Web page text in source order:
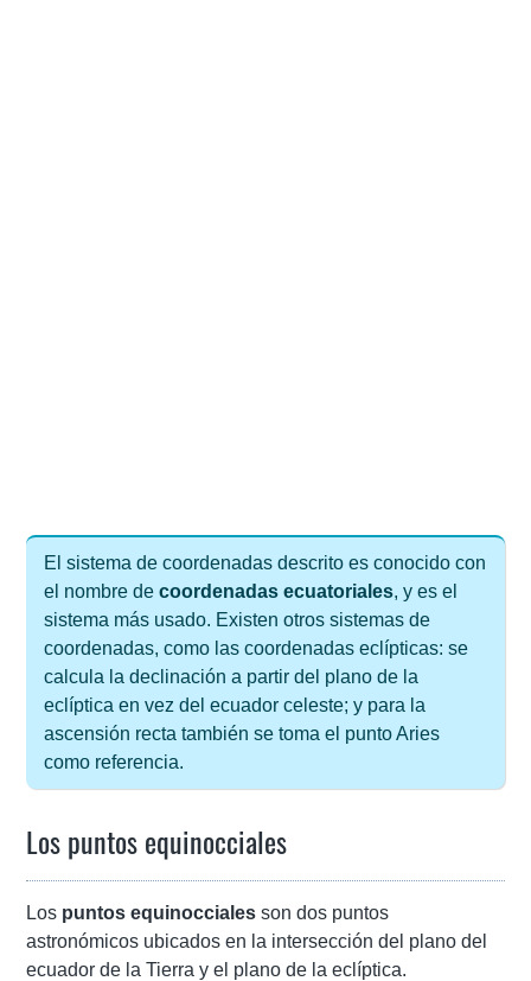
El sistema de coordenadas descrito es conocido con
el nombre decoordenadas ecuatoriales, y es el
sistema más usado. Existen otros sistemas de
coordenadas, como las coordenadas eclípticas: se
calcula la declinación a partir del plano de la
eclíptica en vez del ecuador celeste; y para la
ascensión recta también se toma el punto Aries
como referencia.
Los puntos equinocciales
Los puntos equinocciales son dos puntos
astronómicos ubicados en la intersección del plano del
ecuador de la Tierra y el plano de la eclíptica.